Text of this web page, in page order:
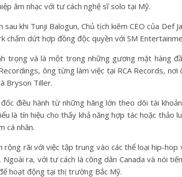
âm nhạc với tư cách nghệ sĩ solo tại Mỹ.
khi Tunji Balogun, Chủ tịch kiêm CEO của Def
chấm dứt hợp đồng độc quyền với SM
trọng và là một trong những gương mặt hàng
ông từng làm việc tại RCA Records,
Bryson Tiller.
điều hành từ những hãng lớn theo dõi tài
là tín hiệu cho thấy khả năng hợp tác hoặc thảo
cá nhân.
rộng rãi với việc tập trung vào các thể loại hip-hop
ra, với tư cách là công dân Canada và nói
hoạt động tại thị trường Bắc Mỹ.